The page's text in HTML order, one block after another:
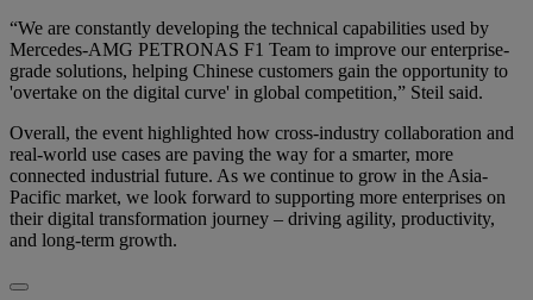
“We are constantly developing the technical capabilities used by
Mercedes-AMG PETRONAS F1 Team to improve our enterprise-
grade solutions, helping Chinese customers gain the opportunity to
'overtake on the digital curve' in global competition,” Steil said.
Overall, the event highlighted how cross-industry collaboration and
real-world use cases are paving the way for a smarter, more
connected industrial future. As we continue to grow in the Asia-
Pacific market, we look forward to supporting more enterprises on
their digital transformation journey – driving agility, productivity,
and long-term growth.